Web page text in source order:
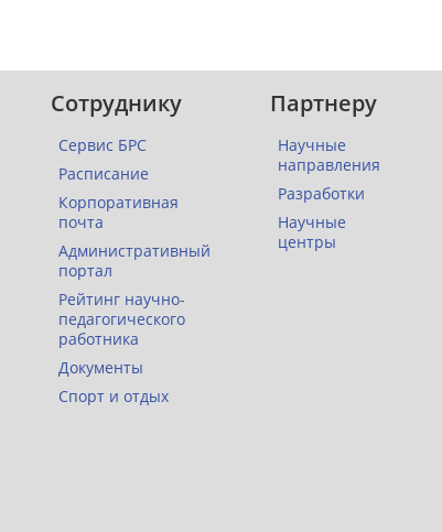
Сотруднику
Сервис БРС
Расписание
Корпоративная
почта
Административный
портал
Рейтинг научно-
педагогического
работника
Документы
Спорт и отдых
Партнеру
Научные
направления
Разработки
Научные
центры